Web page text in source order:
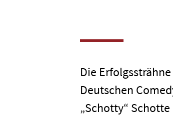
Die
Deutschen
„Schotty“